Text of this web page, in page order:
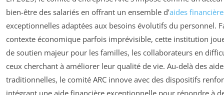
bien-être des salariés en offrant un ensemble d’aides
exceptionnelles adaptées aux besoins évolutifs du personnel.
contexte économique parfois imprévisible, cette institution
de soutien majeur pour les familles, les collaborateurs en
ceux cherchant à améliorer leur qualité de vie. Au-delà des
traditionnelles, le comité ARC innove avec des dispositifs